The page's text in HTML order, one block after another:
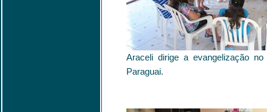
Araceli dirige a evangelização
Paraguai.